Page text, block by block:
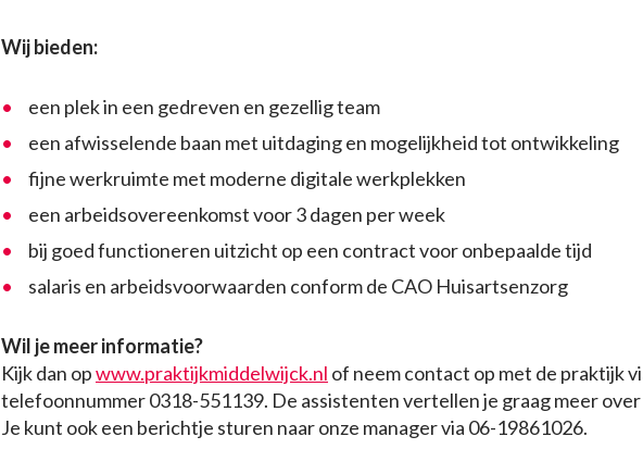
Wij bieden:
een plek in een gedreven en gezellig team
een afwisselende baan met uitdaging en mogelijkheid tot ontwikkeling
fijne werkruimte met moderne digitale werkplekken
een arbeidsovereenkomst voor 3 dagen per week
bij goed functioneren uitzicht op een contract voor onbepaalde tijd
salaris en arbeidsvoorwaarden conform de CAO Huisartsenzorg
Wil je meer informatie?
Kijk dan opwww.praktijkmiddelwijck.nl of neem contact op met de praktijk
telefoonnummer 0318-551139. De assistenten vertellen je graag meer
Je kunt ook een berichtje sturen naar onze manager via 06-19861026.